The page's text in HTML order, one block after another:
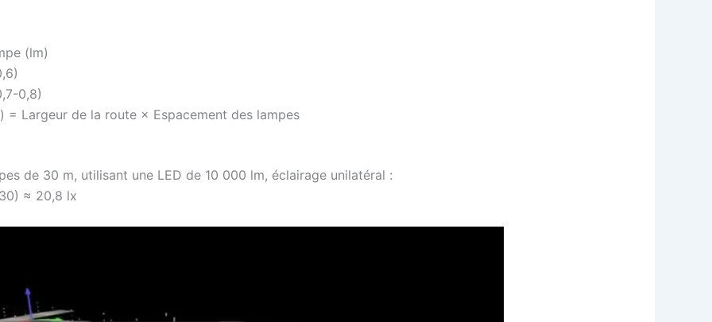
(lm)
0,8)
= Largeur de la route × Espacement des lampes
de 30 m, utilisant une LED de 10 000 lm, éclairage unilatéral :
≈ 20,8 lx